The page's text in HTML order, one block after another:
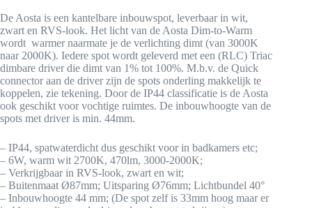
De Aosta is een kantelbare inbouwspot, leverbaar in wit,
zwart en RVS-look. Het licht van de Aosta Dim-to-Warm
wordt warmer naarmate je de verlichting dimt (van 3000K
naar 2000K). Iedere spot wordt geleverd met een (RLC) Triac
dimbare driver die dimt van 1% tot 100%. M.b.v. de Quick
connector aan de driver zijn de spots onderling makkelijk te
koppelen, zie tekening. Door de IP44 classificatie is de Aosta
ook geschikt voor vochtige ruimtes. De inbouwhoogte van de
spots met driver is min. 44mm.
– IP44, spatwaterdicht dus geschikt voor in badkamers etc;
– 6W, warm wit 2700K, 470lm, 3000-2000K;
– Verkrijgbaar in RVS-look, zwart en wit;
– Buitenmaat Ø87mm; Uitsparing Ø76mm; Lichtbundel 40°
– Inbouwhoogte 44 mm; (De spot zelf is 33mm hoog maar er